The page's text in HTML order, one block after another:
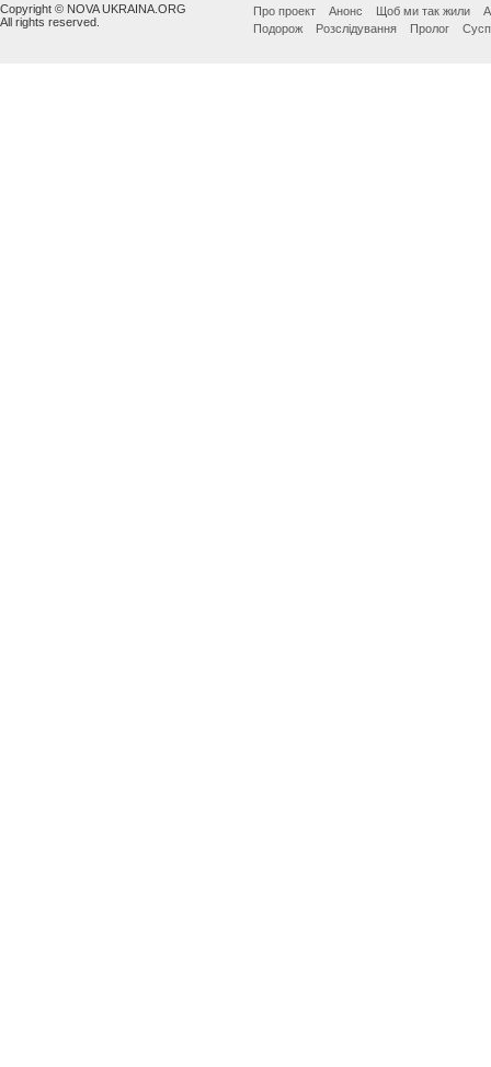
Copyright © NOVA UKRAINA.ORG
All rights reserved.
Про проект Анонс Щоб ми так жили
Подорож
Розслідування Пролог